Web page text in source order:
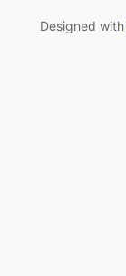
Designed with